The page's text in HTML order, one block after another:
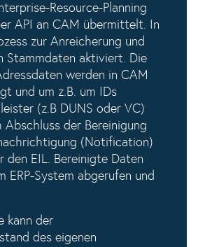
Resource-Planning
API an CAM übermittelt. In
zur Anreicherung und
Stammdaten aktiviert. Die
werden in CAM
und um z.B. um IDs
(z.B DUNS oder VC)
der Bereinigung
(Notification)
den EIL. Bereinigte Daten
ERP-System abgerufen und
kann der
des eigenen